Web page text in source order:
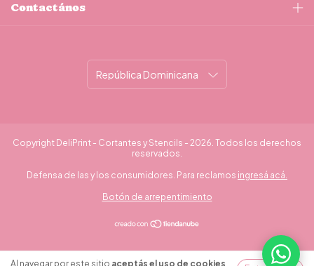
Al navegar por este sitio aceptás el uso de cookies
Contactános
Copyright DeliPrint - Cortantes y Stencils - 2026. Todos los derechos
reservados.
Defensa de las y los consumidores. Para reclamos ingresá acá.
Botón de arrepentimiento